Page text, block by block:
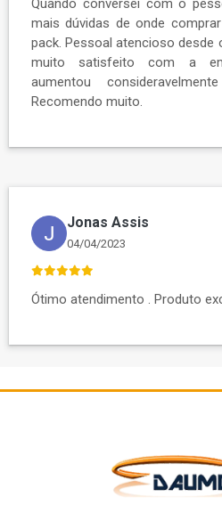
Quando conversei com o
mais dúvidas de onde
pack. Pessoal atencioso desde
muito satisfeito com a
aumentou
Recomendo muito.
Jonas Assis
04/04/2023
Ótimo atendimento . Produto